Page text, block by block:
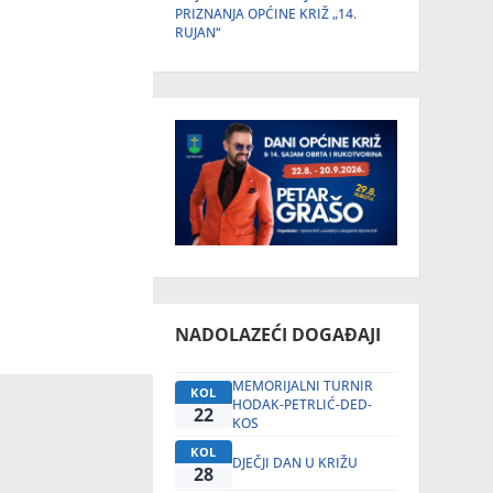
PRIZNANJA OPĆINE KRIŽ „14.
RUJAN“
NADOLAZEĆI DOGAĐAJI
KOL
22
MEMORIJALNI TURNIR
HODAK-PETRLIĆ-DED-
KOS
KOL
28 DJEČJI DAN U KRIŽU